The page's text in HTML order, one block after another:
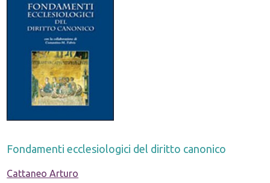
Fondamenti ecclesiologici del diritto canonico
Cattaneo Arturo